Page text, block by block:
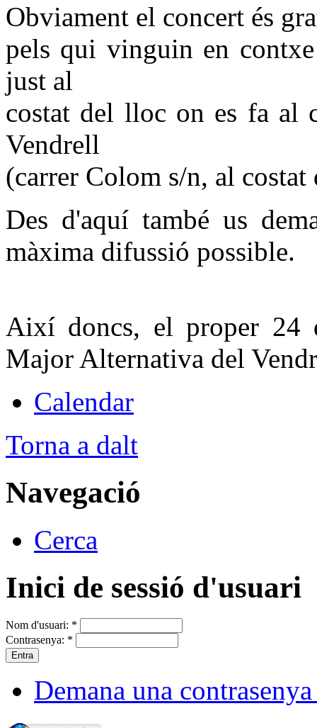
Obviament el concert és
pels qui vinguin en
just al
costat del lloc on es fa al
Vendrell
(carrer Colom s/n, al costat
Des d'aquí també us
màxima difussió possible.
Així doncs, el proper
Major Alternativa del
Calendar
Torna a dalt
Navegació
Cerca
Inici de sessió d'usuari
Nom d'usuari: *
Contrasenya: *
Demana una